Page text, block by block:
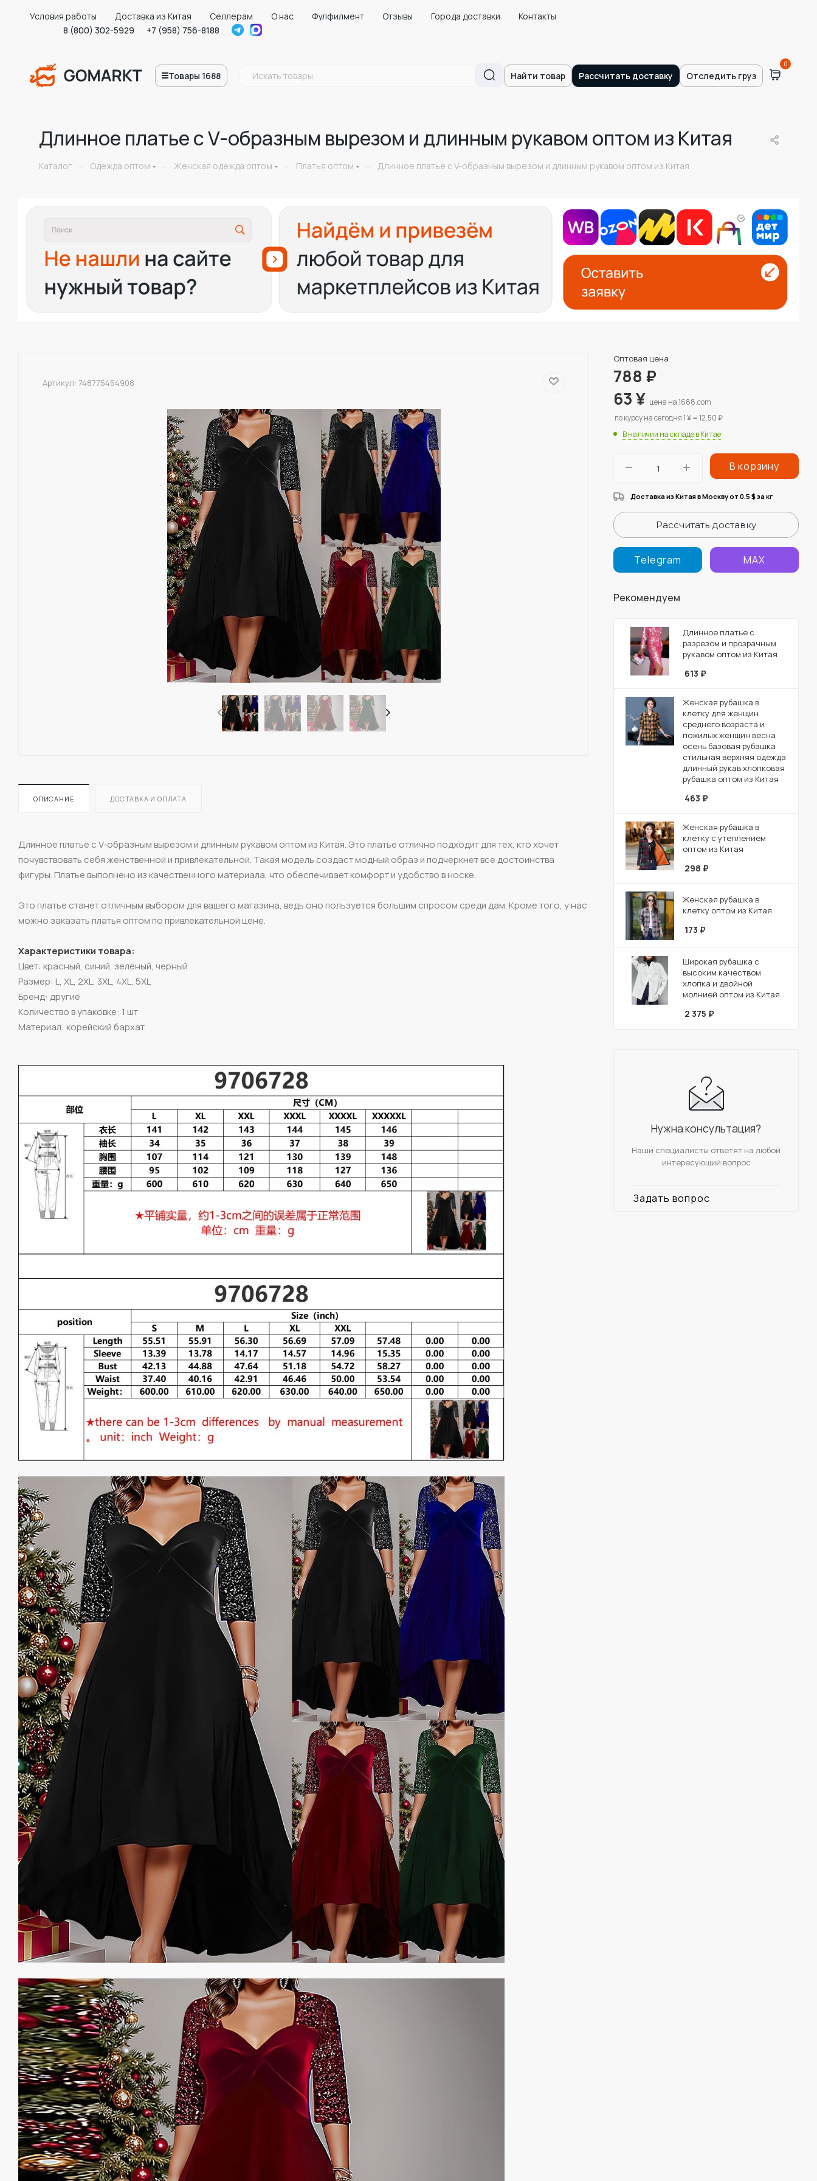
Условия работы Доставка из Китая Селлерам О нас Фулфилмент Отзывы Города доставки
Контакты
8 (800) 302-5929
+7 (958) 756-8188
Товары 1688 Найти товар Рассчитать доставку Отследить груз
0
Длинное платье с V-образным вырезом и длинным рукавом оптом из Китая
Каталог — Одежда оптом — Женская одежда оптом — Платья оптом — Длинное платье с V-образным вырезом и длинным рукавом оптом из Китая
Артикул: 748775454908
ОПИСАНИЕ ДОСТАВКА И ОПЛАТА
Длинное платье с V-образным вырезом и длинным рукавом оптом из Китая. Это платье отлично подходит для тех, кто хочет
почувствовать себя женственной и привлекательной. Такая модель создаст модный образ и подчеркнет все достоинства
фигуры. Платье выполнено из качественного материала, что обеспечивает комфорт и удобство в носке.
Это платье станет отличным выбором для вашего магазина, ведь оно пользуется большим спросом среди дам. Кроме того, у нас
можно заказать платья оптом по привлекательной цене.
Характеристики товара:
Цвет: красный, синий, зеленый, черный
Размер: L, XL, 2XL, 3XL, 4XL, 5XL
Бренд: другие
Количество в упаковке: 1 шт
Материал: корейский бархат
Оптовая цена
788 ₽
63¥ цена на 1688.com
по курсу на сегодня 1 ¥ = 12.50 ₽
В наличии на складе в Китае
В корзину
Доставка из Китая в Москву от 0.5 $за кг
Рассчитать доставку
Telegram MAX
Рекомендуем
Длинное платье с
разрезом и прозрачным
рукавом оптом из Китая
613 ₽
Женская рубашка в
клетку для женщин
среднего возраста и
пожилых женщин весна
осень базовая рубашка
стильная верхняя одежда
длинный рукав хлопковая
рубашка оптом из Китая
463 ₽
Женская рубашка в
клетку с утеплением
оптом из Китая
298 ₽
Женская рубашка в
клетку оптом из Китая
173 ₽
Широкая рубашка с
высоким качеством
хлопка и двойной
молнией оптом из Китая
2 375 ₽
Нужна консультация?
Наши специалисты ответят на любой
интересующий вопрос
Задать вопрос